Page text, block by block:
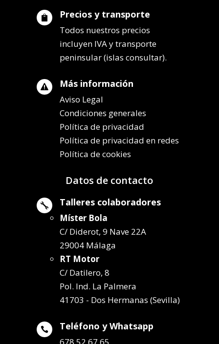
 Precios y transporte
Todos nuestros precios
incluyen IVA y transporte
peninsular (islas consultar).
 Más información
Aviso Legal
Condiciones generales
Política de privacidad
Política de privacidad en redes
Política de cookies
Datos de contacto
 Talleres colaboradores
Míster Bola
C/ Diderot, 9 Nave 22A
29004 Málaga
RT Motor
C/ Datilero, 8
Pol. Ind. La Palmera
41703 - Dos Hermanas (Sevilla)
 Teléfono y Whatsapp
678 52 67 65